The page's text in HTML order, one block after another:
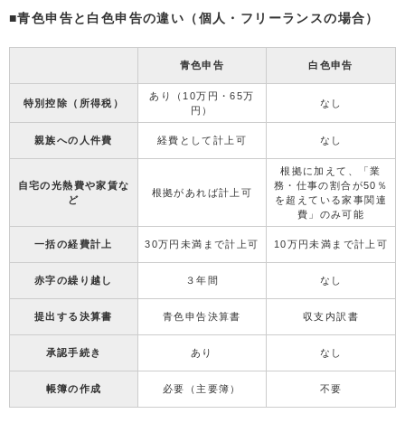
■青色申告と白色申告の違い（個人・フリーランスの場合）
青色申告 白色申告
特別控除（所得税）
あり（10万円・65万
円）
なし
親族への人件費 経費として計上可 なし
自宅の光熱費や家賃な
ど
根拠があれば計上可
根拠に加えて、「業
務・仕事の割合が50％
を超えている家事関連
費」のみ可能
一括の経費計上 30万円未満まで計上可 10万円未満まで計上可
赤字の繰り越し ３年間 なし
提出する決算書 青色申告決算書 収支内訳書
承認手続き あり なし
帳簿の作成 必要（主要簿） 不要